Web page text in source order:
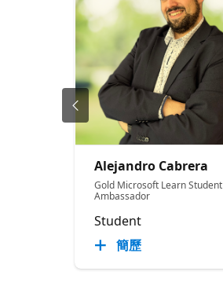
Alejandro Cabrera
Gold Microsoft Learn Student
Ambassador
Student
簡歷